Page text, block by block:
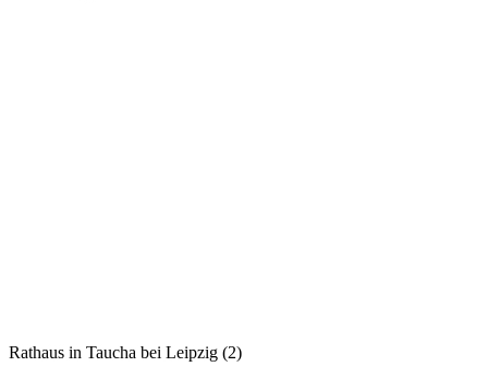
Rathaus in Taucha bei Leipzig (2)